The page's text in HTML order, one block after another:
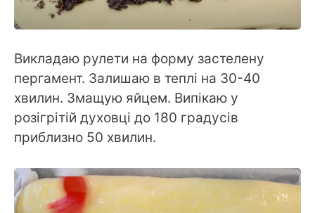
Викладаю рулети на форму застелену
пергамент. Залишаю в теплі на 30-40
хвилин. Змащую яйцем. Випікаю у
розігрітій духовці до 180 градусів
приблизно 50 хвилин.